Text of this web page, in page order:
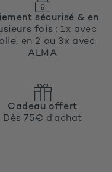
sécurisé & en
fois : 1x avec
en 2 ou 3x avec
ALMA
Cadeau offert
Dès 75€ d'achat